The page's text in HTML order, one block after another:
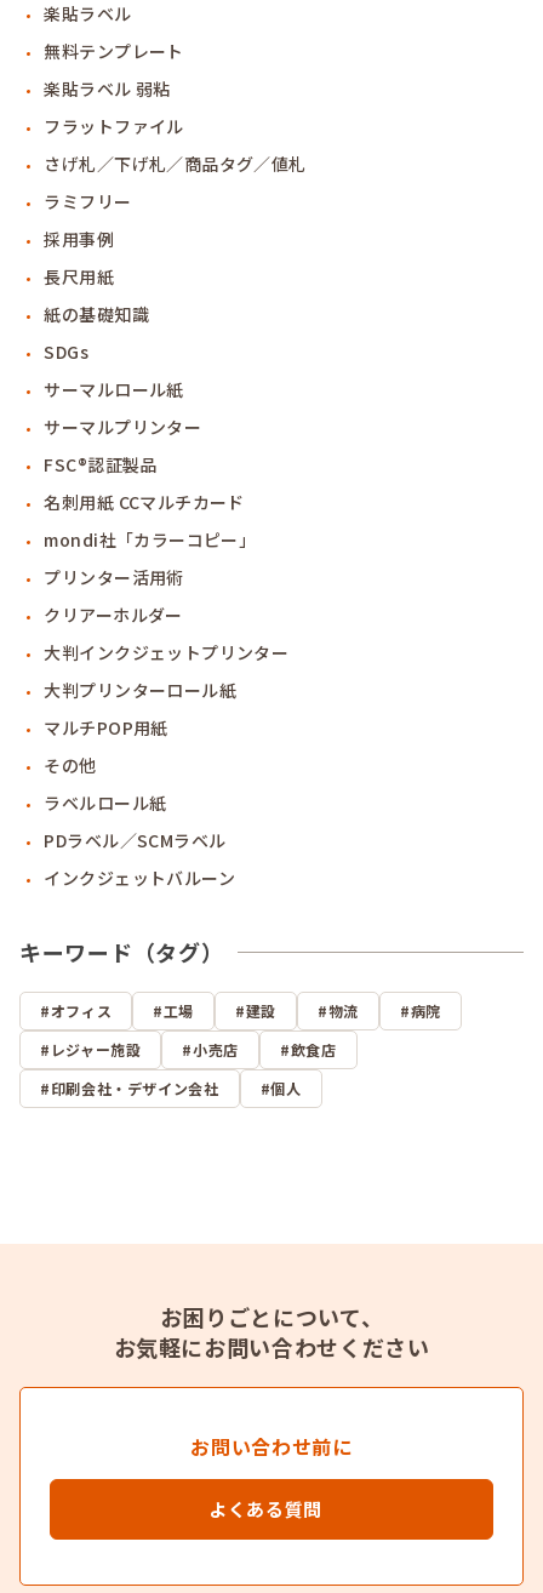
楽貼ラベル
無料テンプレート
楽貼ラベル 弱粘
フラットファイル
さげ札／下げ札／商品タグ／値札
ラミフリー
採用事例
長尺用紙
紙の基礎知識
SDGs
サーマルロール紙
サーマルプリンター
FSC®認証製品
名刺用紙 CCマルチカード
mondi社「カラーコピー」
プリンター活用術
クリアーホルダー
大判インクジェットプリンター
大判プリンターロール紙
マルチPOP用紙
その他
ラベルロール紙
PDラベル／SCMラベル
インクジェットバルーン
キーワード（タグ）
オフィス 工場 建設 物流
病院
レジャー施設
小売店
飲食店
印刷会社・デザイン会社
個人
お困りごとについて、
お気軽にお問い合わせください
お問い合わせ前に
よくある質問